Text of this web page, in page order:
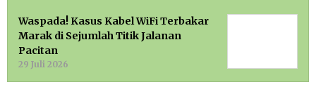
Waspada! Kasus Kabel WiFi Terbakar
Marak di Sejumlah Titik Jalanan
Pacitan
29 Juli 2026